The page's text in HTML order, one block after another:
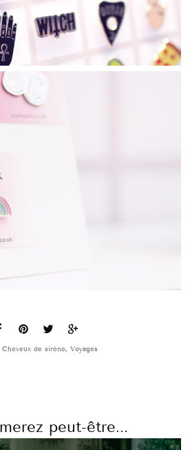
Cheveux de sirène, Voyages
peut-être...